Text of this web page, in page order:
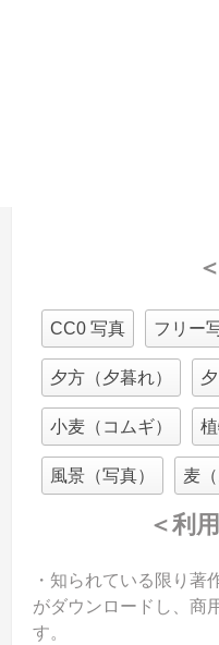
CC0 写真 フリー
夕方（夕暮れ）
小麦（コムギ）
風景（写真） 麦（
＜利
・知られている限り著
がダウンロードし、商
す。